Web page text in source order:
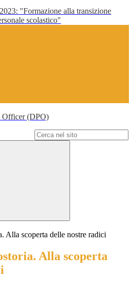
"Formazione alla transizione
scolastico"
Officer (DPO)
Alla scoperta delle nostre radici
Alla scoperta